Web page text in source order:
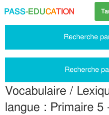
PASS-EDUCATION
Recherche
Recherche
Vocabulaire /
langue : Primaire